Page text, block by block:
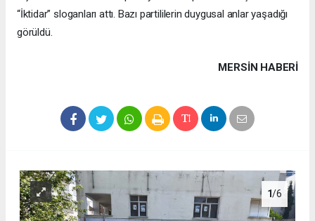
“İktidar” sloganları attı. Bazı partililerin duygusal anlar yaşadığı
görüldü.
MERSIN HABERİ
1/6